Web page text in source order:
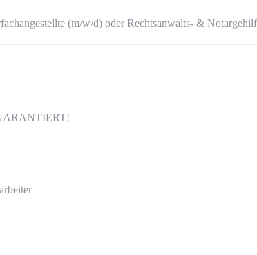
(m/w/d) oder Rechtsanwalts- &